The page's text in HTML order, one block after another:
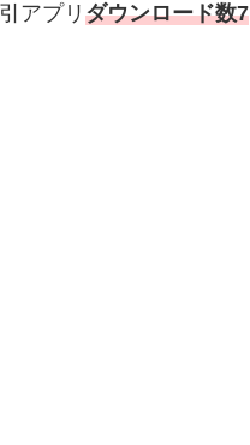
アプリダウンロード数7